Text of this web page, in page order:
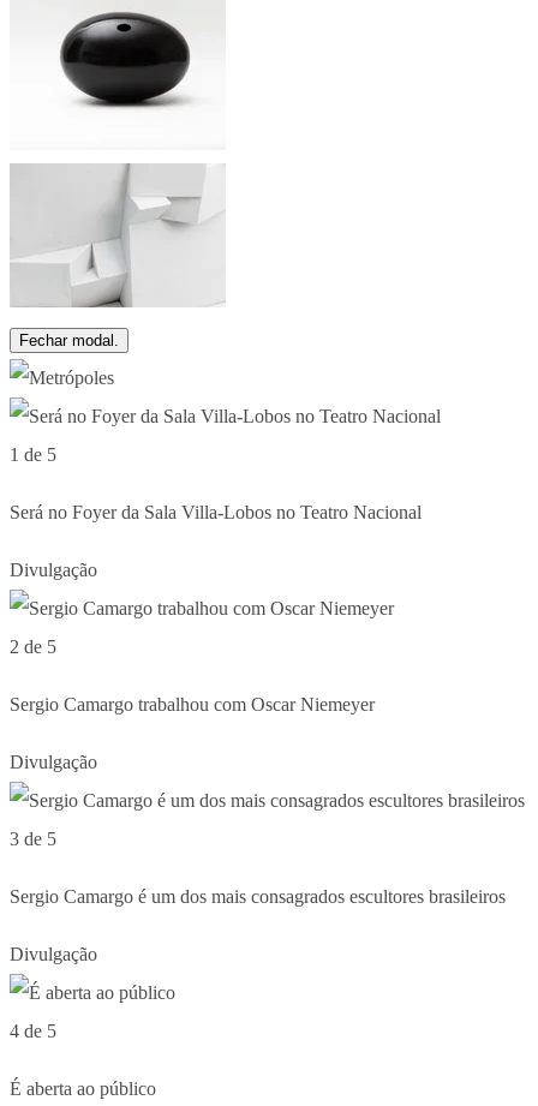
Fechar modal.
1 de 5
Será no Foyer da Sala Villa-Lobos no Teatro Nacional
Divulgação
2 de 5
Sergio Camargo trabalhou com Oscar Niemeyer
Divulgação
3 de 5
Sergio Camargo é um dos mais consagrados escultores brasileiros
Divulgação
4 de 5
É aberta ao público